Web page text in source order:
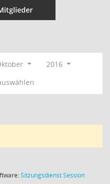
2016
SitzungsdienstSession(Wird in